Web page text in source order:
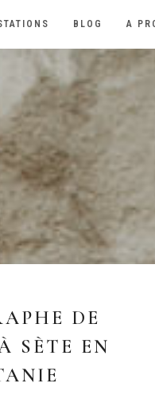
BLOG A
DE
SÈTE EN